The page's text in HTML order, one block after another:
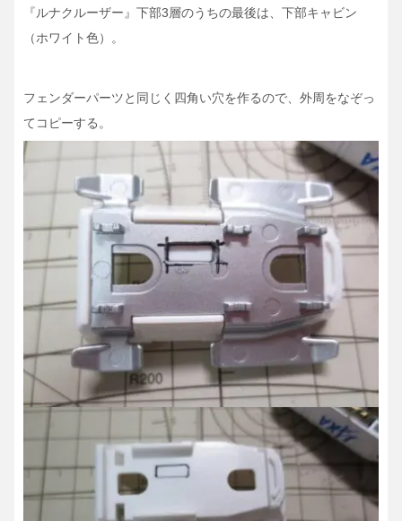
『ルナクルーザー』下部3層のうちの最後は、下部キャビン
（ホワイト色）。
フェンダーパーツと同じく四角い穴を作るので、外周をなぞっ
てコピーする。